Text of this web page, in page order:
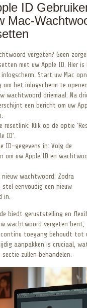
ID
Mac-
vergeten? Geen
met uw Apple ID. Hier is
Start uw Mac
om het inlogscherm te
wachtwoord driemaal: Na
een bericht om uw
resetlink: Klik op de optie
ID’.
ID-gegevens in: Volg de
om uw Apple ID en
nieuw wachtwoord: Zodra
stel eenvoudig een nieuw
in.
biedt geruststelling en
wachtwoord vergeten bent,
toegang behoudt tot
aanpakken is cruciaal,
sectie zullen behandelen.